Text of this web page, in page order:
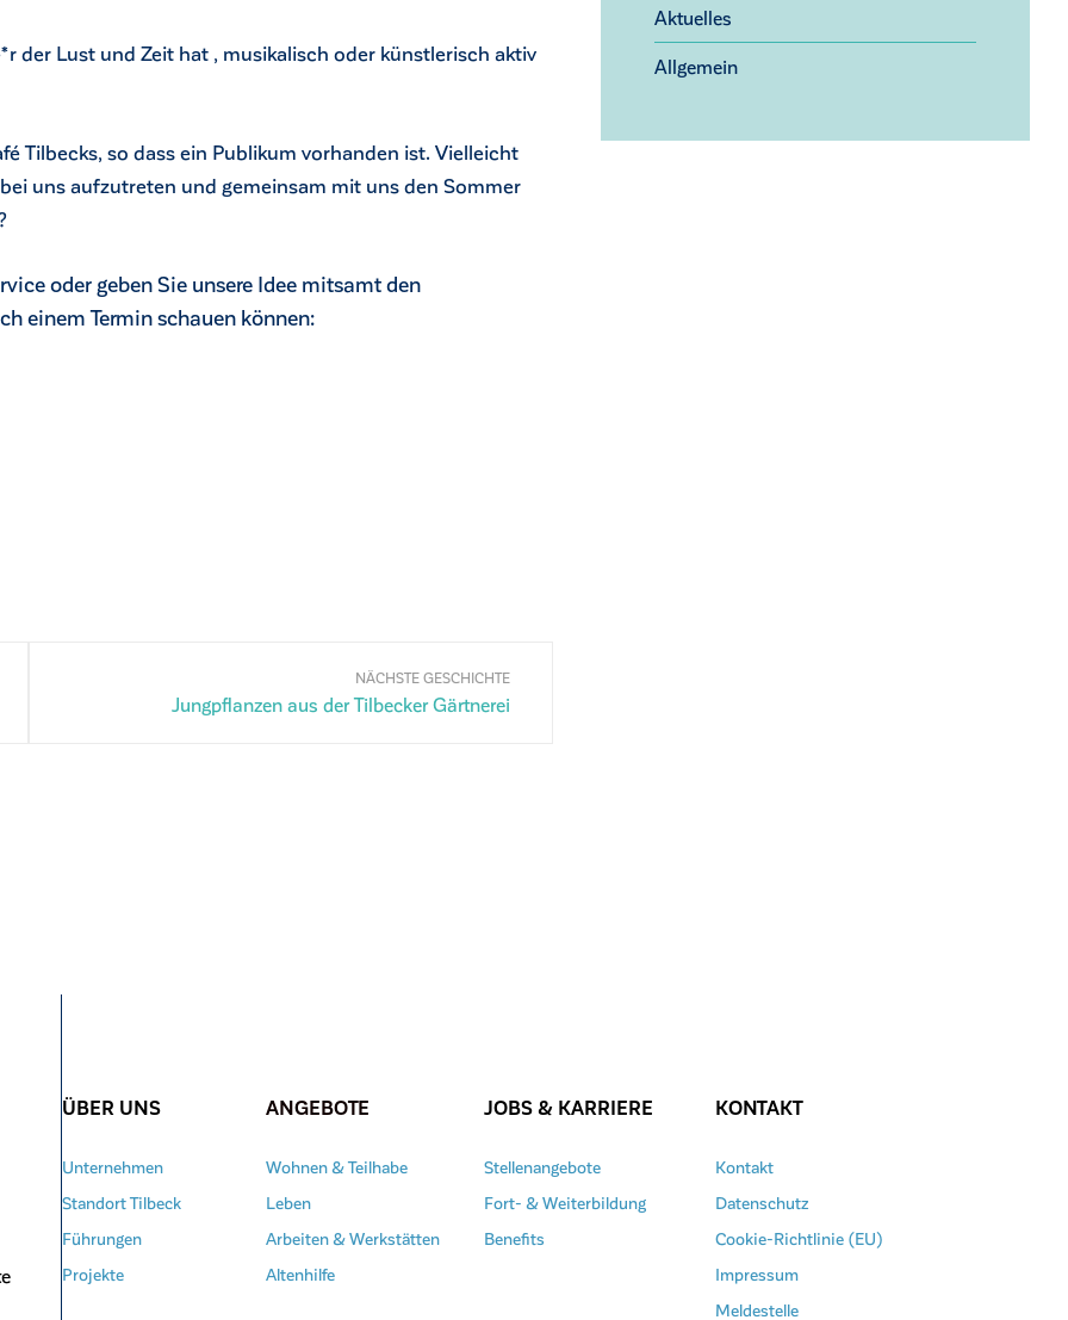
der Lust und Zeit hat , musikalisch oder künstlerisch aktiv
Tilbecks, so dass ein Publikum vorhanden ist. Vielleicht
uns aufzutreten und gemeinsam mit uns den Sommer
oder geben Sie unsere Idee mitsamt den
einem Termin schauen können:
NÄCHSTE GESCHICHTE
Jungpflanzen aus der Tilbecker Gärtnerei
Aktuelles
Allgemein
ÜBER UNS
Unternehmen
Standort Tilbeck
Führungen
Projekte
ANGEBOTE
Wohnen & Teilhabe
Leben
Arbeiten & Werkstätten
Altenhilfe
JOBS & KARRIERE
Stellenangebote
Fort- & Weiterbildung
Benefits
KONTAKT
Kontakt
Datenschutz
Cookie-Richtlinie (EU)
Impressum
Meldestelle